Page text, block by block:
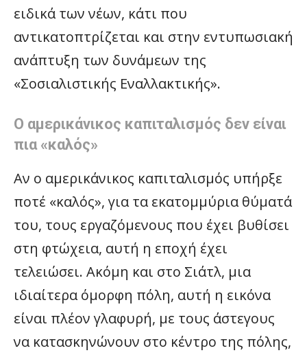
ειδικά των νέων, κάτι που
αντικατοπτρίζεται και στην εντυπωσιακή
ανάπτυξη των δυνάμεων της
«Σοσιαλιστικής Εναλλακτικής».
Ο αμερικάνικος καπιταλισμός δεν είναι
πια «καλός»
Αν ο αμερικάνικος καπιταλισμός υπήρξε
ποτέ «καλός», για τα εκατομμύρια θύματά
του, τους εργαζόμενους που έχει βυθίσει
στη φτώχεια, αυτή η εποχή έχει
τελειώσει. Ακόμη και στο Σιάτλ, μια
ιδιαίτερα όμορφη πόλη, αυτή η εικόνα
είναι πλέον γλαφυρή, με τους άστεγους
να κατασκηνώνουν στο κέντρο της πόλης,